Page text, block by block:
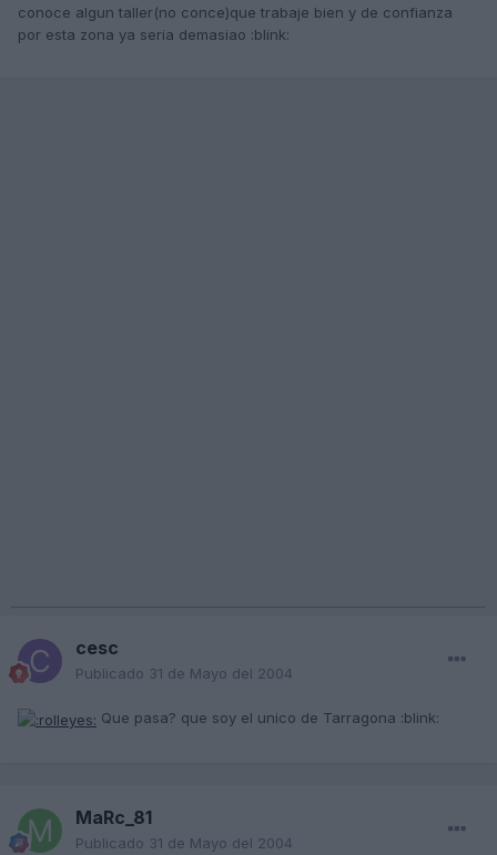
conoce algun taller(no conce)que trabaje bien y de confianza
por esta zona ya seria demasiao :blink:
cesc
Publicado 31 de Mayo del 2004
Que pasa? que soy el unico de Tarragona :blink:
MaRc_81
Publicado 31 de Mayo del 2004